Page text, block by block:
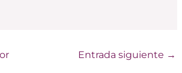
Entrada siguiente →